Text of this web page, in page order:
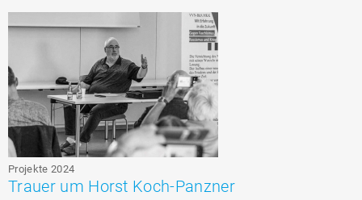
Projekte 2024
Trauer um Horst Koch-Panzner